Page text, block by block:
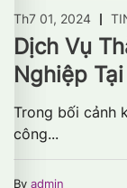
Th7 01, 2024
Dịch Vụ
Nghiệp
Trong bối cảnh
công...
By admin